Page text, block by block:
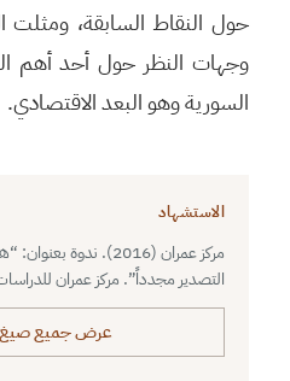
حول النقاط السابقة، ومثلت
وجهات النظر حول أحد أهم
السورية وهو البعد الاقتصادي.
الاستشهاد
مركز عمران (2016).
التصدير مجدداً”. مركز عمران
عرض جميع صيغ